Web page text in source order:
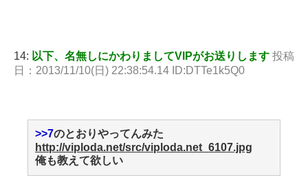
14: 以下、名無しにかわりましてVIPがお送りします 投稿
日：2013/11/10(日) 22:38:54.14 ID:DTTe1k5Q0
>>7のとおりやってんみた
http://viploda.net/src/viploda.net_6107.jpg
俺も教えて欲しい